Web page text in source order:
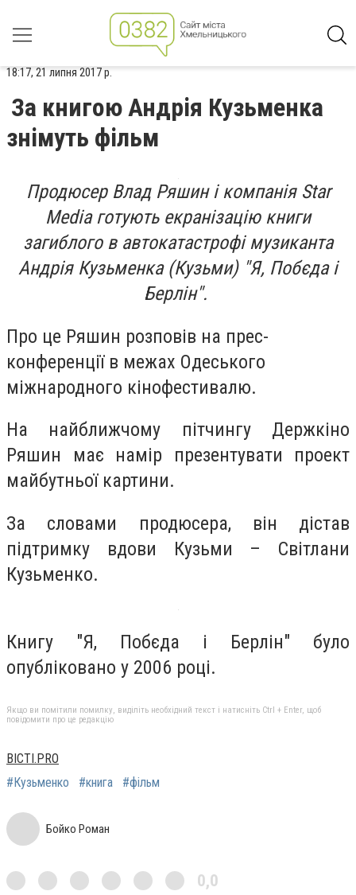
18:17, 21 липня 2017 р.
За книгою Андрія Кузьменка
знімуть фільм
Продюсер Влад Ряшин і компанія Star
Media готують екранізацію книги
загиблого в автокатастрофі музиканта
Андрія Кузьменка (Кузьми) "Я, Побєда і
Берлін".
Про це Ряшин розповів на прес-
конференції в межах Одеського
міжнародного кінофестивалю.
На найближчому пітчингу Держкіно
Ряшин має намір презентувати проект
майбутньої картини.
За словами продюсера, він дістав
підтримку вдови Кузьми – Світлани
Кузьменко.
Книгу "Я, Побєда і Берлін" було
опубліковано у 2006 році.
Якщо ви помітили помилку, виділіть необхідний текст і натисніть Ctrl + Enter, щоб
повідомити про це редакцію
ВІСТІ.PRO
#Кузьменко
#книга #фільм
Бойко Роман
0,0